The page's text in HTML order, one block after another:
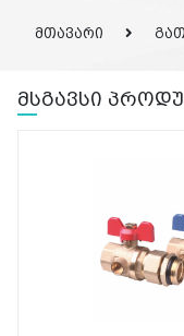
მთავარი
მსგავსი